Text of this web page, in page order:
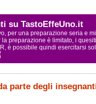
su TastoEffeUno.it
per una preparazione seria e
preparazione è limitato, i
è possibile quindi esercitarsi
parte degli